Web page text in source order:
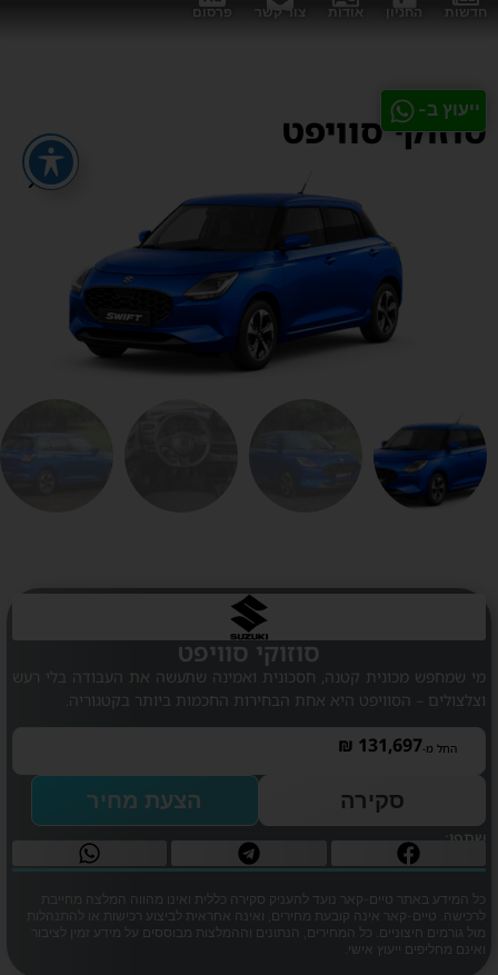
חדשות החניון אודות צור קשר פרסום
ייעוץ ב-
סוזוקי סוויפט
סוזוקי סוויפט
מי שמחפש מכונית קטנה, חסכונית ואמינה שתעשה את העבודה בלי רעש
וצלצולים – הסוויפט היא אחת הבחירות החכמות ביותר בקטגוריה.
החל מ- ₪ 131,697
סקירה הצעת מחיר
שתפו:
כל המידע באתר טיים-קאר נועד להעניק סקירה כללית ואינו מהווה המלצה מחייבת
לרכישה. טיים-קאר אינה קובעת מחירים, ואינה אחראית לביצוע רכישות או להתנהלות
מול גורמים חיצוניים. כל המחירים, הנתונים וההמלצות מבוססים על מידע זמין לציבור
ואינם מחליפים ייעוץ אישי.